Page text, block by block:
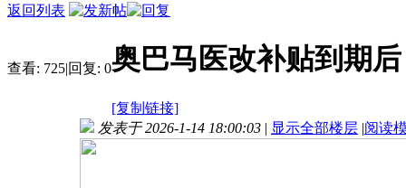
返回列表
查看: 725|回复: 0奥巴马医改补贴到期
[复制链接]
发表于 2026-1-14 18:00:03 | 显示全部楼层 |阅读